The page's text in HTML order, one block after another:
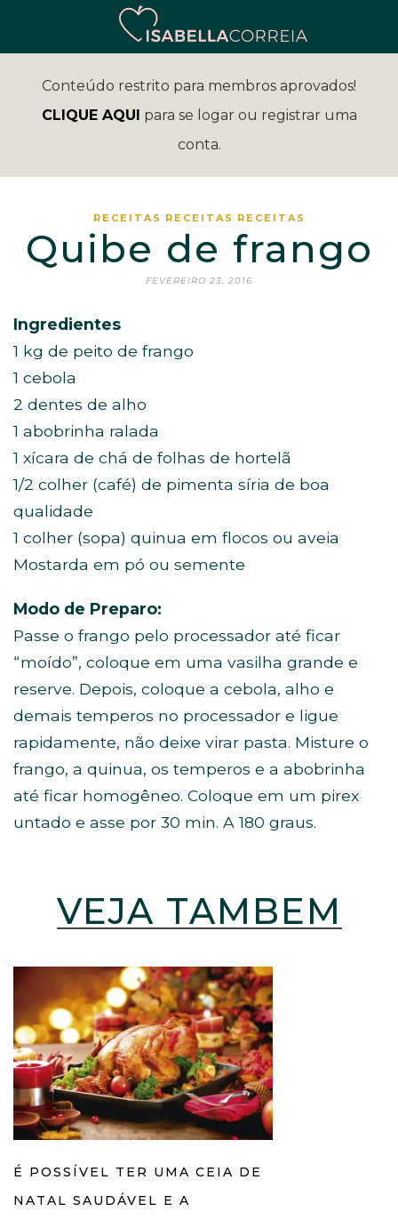
Conteúdo restrito para membros aprovados!
CLIQUE AQUI para se logar ou registrar uma
conta.
RECEITAS RECEITAS RECEITAS
Quibe de frango
FEVEREIRO 23, 2016
Ingredientes
1 kg de peito de frango
1 cebola
2 dentes de alho
1 abobrinha ralada
1 xícara de chá de folhas de hortelã
1/2 colher (café) de pimenta síria de boa
qualidade
1 colher (sopa) quinua em flocos ou aveia
Mostarda em pó ou semente
Modo de Preparo:
Passe o frango pelo processador até ficar
“moído”, coloque em uma vasilha grande e
reserve. Depois, coloque a cebola, alho e
demais temperos no processador e ligue
rapidamente, não deixe virar pasta. Misture o
frango, a quinua, os temperos e a abobrinha
até ficar homogêneo. Coloque em um pirex
untado e asse por 30 min. A 180 graus.
VEJA TAMBÉM
É POSSÍVEL TER UMA CEIA DE
NATAL SAUDÁVEL E A